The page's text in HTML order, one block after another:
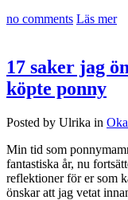
no comments Läs mer
17 saker jag
köpte ponny
Posted by Ulrika in
Min tid som
fantastiska år, nu
reflektioner för er som
önskar att jag vetat